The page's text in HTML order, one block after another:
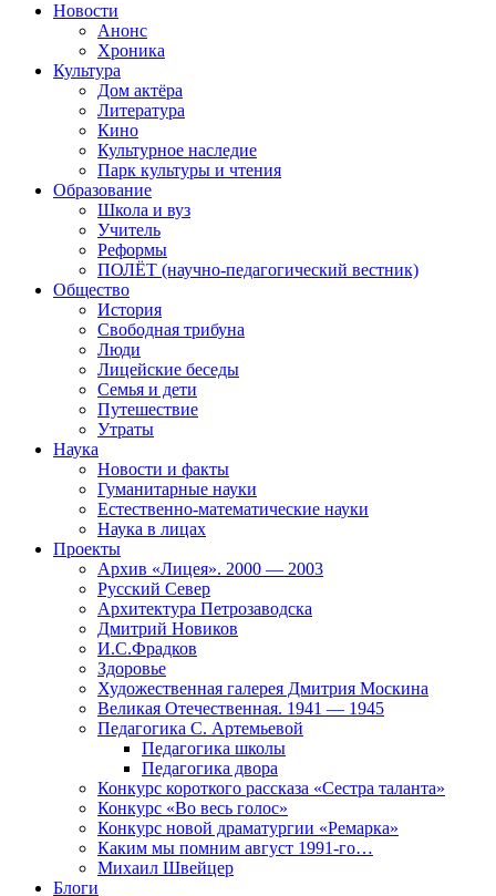
Новости
Анонс
Хроника
Культура
Дом актёра
Литература
Кино
Культурное наследие
Парк культуры и чтения
Образование
Школа и вуз
Учитель
Реформы
ПОЛЁТ (научно-педагогический вестник)
Общество
История
Свободная трибуна
Люди
Лицейские беседы
Семья и дети
Путешествие
Утраты
Наука
Новости и факты
Гуманитарные науки
Естественно-математические науки
Наука в лицах
Проекты
Архив «Лицея». 2000 — 2003
Русский Север
Архитектура Петрозаводска
Дмитрий Новиков
И.С.Фрадков
Здоровье
Художественная галерея Дмитрия Москина
Великая Отечественная. 1941 — 1945
Педагогика С. Артемьевой
Педагогика школы
Педагогика двора
Конкурс короткого рассказа «Сестра таланта»
Конкурс «Во весь голос»
Конкурс новой драматургии «Ремарка»
Каким мы помним август 1991-го…
Михаил Швейцер
Блоги